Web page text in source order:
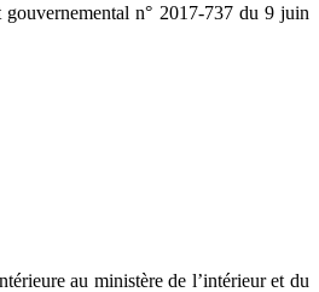
n° 2017-737 du 9 juin
au ministère de l’intérieur et du